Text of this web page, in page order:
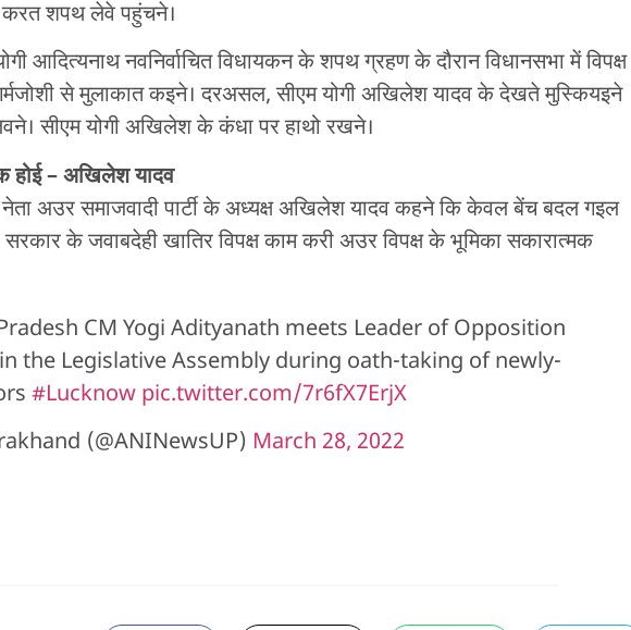
शपथ लेवे पहुंचने।
आदित्यनाथ नवनिर्वाचित विधायकन के शपथ ग्रहण के दौरान विधानसभा में विपक्ष
से मुलाकात कइने। दरअसल, सीएम योगी अखिलेश यादव के देखते मुस्कियइने
सीएम योगी अखिलेश के कंधा पर हाथो रखने।
होई – अखिलेश यादव
नेता अउर समाजवादी पार्टी के अध्यक्ष अखिलेश यादव कहने कि केवल बेंच बदल गइल
सरकार के जवाबदेही खातिर विपक्ष काम करी अउर विपक्ष के भूमिका सकारात्मक
CM Yogi Adityanath meets Leader of Opposition
the Legislative Assembly during oath-taking of newly-
#Lucknow pic.twitter.com/7r6fX7ErjX
(@ANINewsUP) March 28, 2022